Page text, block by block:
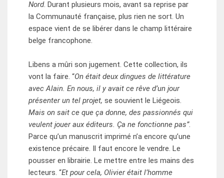
Nord. Durant plusieurs mois, avant sa reprise par
la Communauté française, plus rien ne sort. Un
espace vient de se libérer dans le champ littéraire
belge francophone.
Libens a mûri son jugement. Cette collection, ils
vont la faire. “On était deux dingues de littérature
avec Alain. En nous, il y avait ce rêve d’un jour
présenter un tel projet, se souvient le Liégeois.
Mais on sait ce que ça donne, des passionnés qui
veulent jouer aux éditeurs. Ça ne fonctionne pas”.
Parce qu’un manuscrit imprimé n’a encore qu’une
existence précaire. Il faut encore le vendre. Le
pousser en librairie. Le mettre entre les mains des
lecteurs. “Et pour cela, Olivier était l’homme